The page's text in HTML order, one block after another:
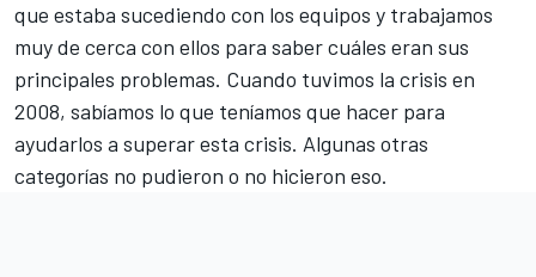
que estaba sucediendo con los equipos y trabajamos
muy de cerca con ellos para saber cuáles eran sus
principales problemas. Cuando tuvimos la crisis en
2008, sabíamos lo que teníamos que hacer para
ayudarlos a superar esta crisis. Algunas otras
categorías no pudieron o no hicieron eso.